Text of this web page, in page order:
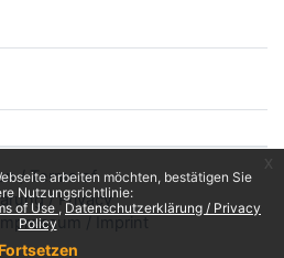
arbeiten möchten, bestätigen Sie
Nutzungsrichtlinie:
of Use
Datenschutzerklärung / Privacy
Policy
/ Terms of
/ Privacy
Impressum / Imprint